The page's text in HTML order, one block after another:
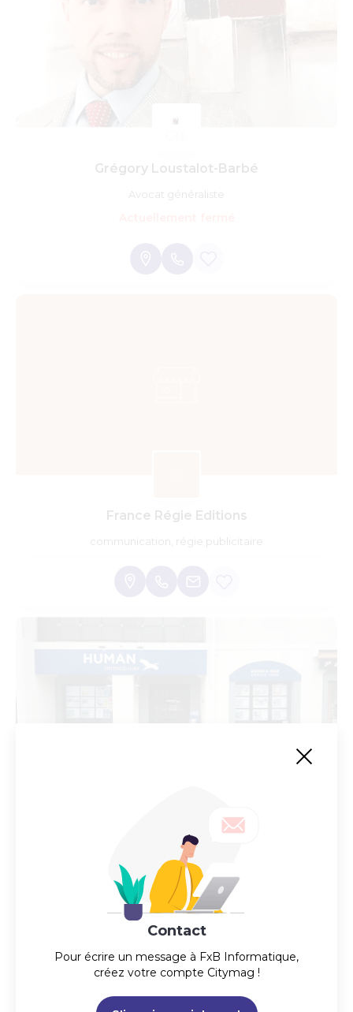
Grégory Loustalot-Barbé
Avocat généraliste
France Régie Editions
communication, régie publicitaire
HUMAN Immobilier
Premier réseau intégré français spécialisé dans la
transaction de biens anciens et neufs.
Actuellement fermé
09:00 - 18:00
Contact
Pour écrire un message à FxB Informatique,
créez votre compte Citymag !